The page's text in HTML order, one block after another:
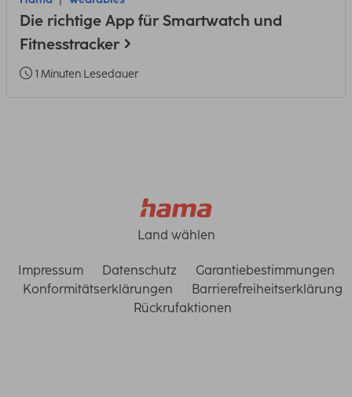
Die richtige App für Smartwatch und
Fitnesstracker
1 Minuten Lesedauer
Land wählen
Impressum Datenschutz
Garantiebestimmungen
Konformitätserklärungen
Barrierefreiheitserklärung
Rückrufaktionen